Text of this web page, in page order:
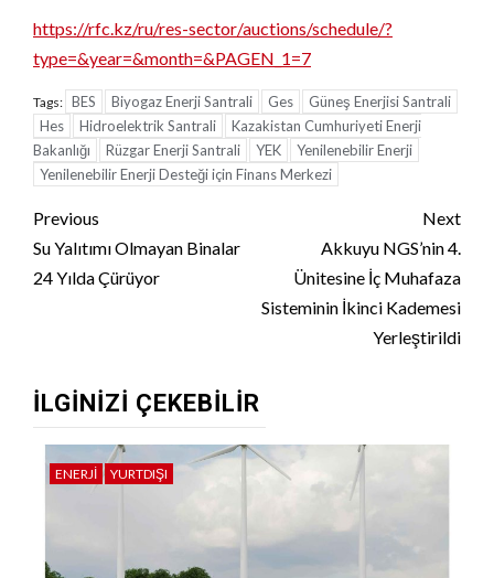
https://rfc.kz/ru/res-sector/auctions/schedule/?
type=&year=&month=&PAGEN_1=7
Tags: BES Biyogaz Enerji Santrali Ges
Güneş Enerjisi Santrali
Hes
Hidroelektrik Santrali
Kazakistan Cumhuriyeti Enerji
Bakanlığı
Rüzgar Enerji Santrali YEK
Yenilenebilir Enerji
Yenilenebilir Enerji Desteği için Finans Merkezi
Continue
Reading
Previous
Su Yalıtımı Olmayan Binalar
24 Yılda Çürüyor
Next
Akkuyu NGS’nin 4.
Ünitesine İç Muhafaza
Sisteminin İkinci Kademesi
Yerleştirildi
İLGINIZI ÇEKEBILIR
ENERJI YURTDIŞI